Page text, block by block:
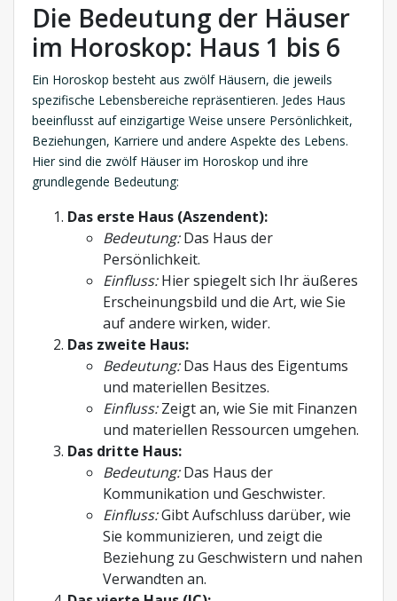
Die Bedeutung der Häuser
im Horoskop: Haus 1 bis 6
Ein Horoskop besteht aus zwölf Häusern, die jeweils
spezifische Lebensbereiche repräsentieren. Jedes Haus
beeinflusst auf einzigartige Weise unsere Persönlichkeit,
Beziehungen, Karriere und andere Aspekte des Lebens.
Hier sind die zwölf Häuser im Horoskop und ihre
grundlegende Bedeutung:
Das erste Haus (Aszendent):
Bedeutung:Das Haus der
Persönlichkeit.
Einfluss:Hier spiegelt sich Ihr äußeres
Erscheinungsbild und die Art, wie Sie
auf andere wirken, wider.
Das zweite Haus:
Bedeutung:Das Haus des Eigentums
und materiellen Besitzes.
Einfluss:Zeigt an, wie Sie mit Finanzen
und materiellen Ressourcen umgehen.
Das dritte Haus:
Bedeutung:Das Haus der
Kommunikation und Geschwister.
Einfluss:Gibt Aufschluss darüber, wie
Sie kommunizieren, und zeigt die
Beziehung zu Geschwistern und nahen
Verwandten an.